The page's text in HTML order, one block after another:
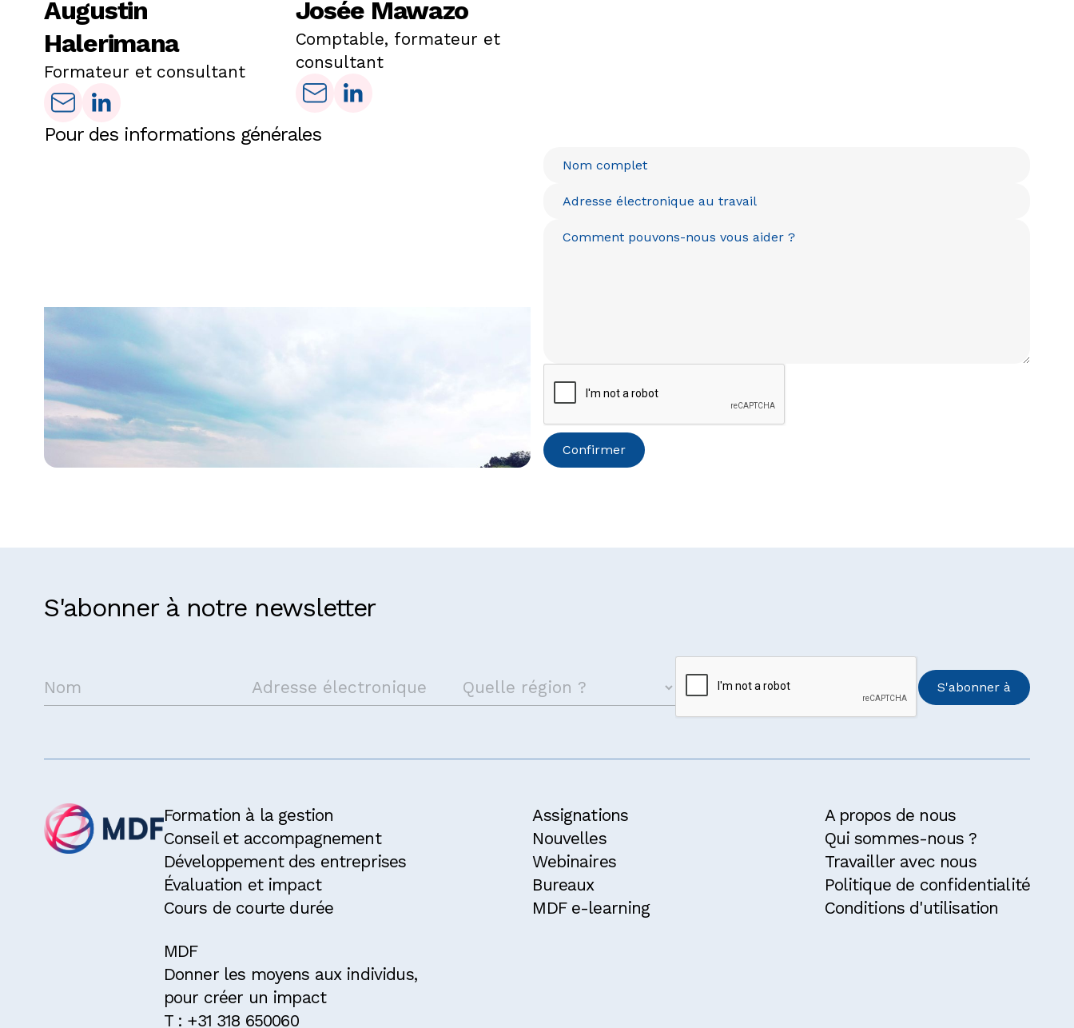
Augustin
Halerimana
Formateur et consultant
Josée Mawazo
Comptable, formateur et
consultant
Pour des informations générales
Prenez contact avec nous
S'abonner à notre newsletter
Formation à la gestion
Conseil et accompagnement
Développement des entreprises
Évaluation et impact
Cours de courte durée
Assignations
Nouvelles
Webinaires
Bureaux
MDF e-learning
A propos de nous
Qui sommes-nous ?
Travailler avec nous
Politique de confidentialité
Conditions d'utilisation
MDF
Donner les moyens aux individus,
pour créer un impact
T : +31 318 650060